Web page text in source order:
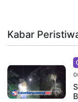
Kabar